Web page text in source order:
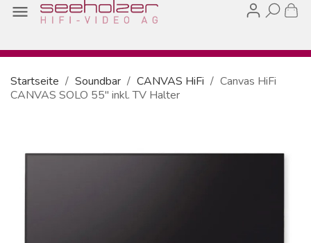

Startseite Soundbar CANVAS HiFi
Canvas HiFi
CANVAS SOLO 55'' inkl. TV Halter